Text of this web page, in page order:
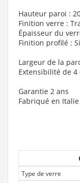
Hauteur paroi :
Finition verre :
Épaisseur du
Finition profilé :
Largeur de la
Extensibilité de 4
Garantie 2 ans
Fabriqué en Italie
Type de verre